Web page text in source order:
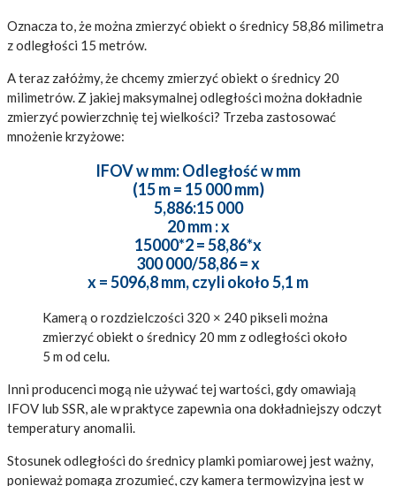
Oznacza to, że można zmierzyć obiekt o średnicy 58,86 milimetra
z odległości 15 metrów.
A teraz załóżmy, że chcemy zmierzyć obiekt o średnicy 20
milimetrów. Z jakiej maksymalnej odległości można dokładnie
zmierzyć powierzchnię tej wielkości? Trzeba zastosować
mnożenie krzyżowe:
IFOV w mm: Odległość w mm
(15 m = 15 000 mm)
5,886:15 000
20 mm : x
15000*2 = 58,86*x
300 000/58,86 = x
x = 5096,8 mm, czyli około 5,1 m
Kamerą o rozdzielczości 320 × 240 pikseli można
zmierzyć obiekt o średnicy 20 mm z odległości około
5 m od celu.
Inni producenci mogą nie używać tej wartości, gdy omawiają
IFOV lub SSR, ale w praktyce zapewnia ona dokładniejszy odczyt
temperatury anomalii.
Stosunek odległości do średnicy plamki pomiarowej jest ważny,
ponieważ pomaga zrozumieć, czy kamera termowizyjna jest w